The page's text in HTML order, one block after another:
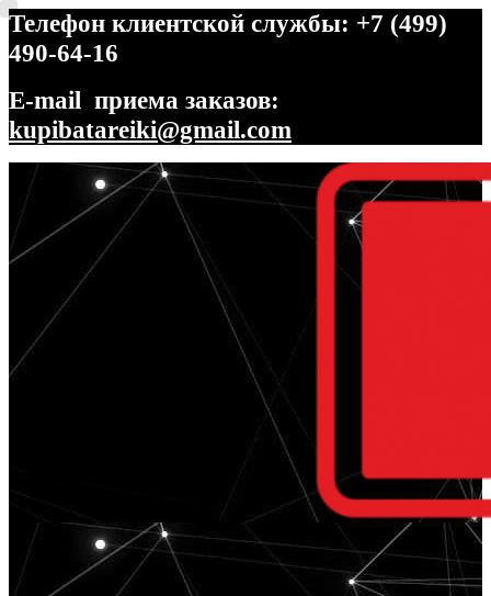
Телефон клиентской службы: +7 (499)
490-64-16
E-mail приема заказов:
kupibatareiki@gmail.com
Перейти
навигации
Перейти
содержимому